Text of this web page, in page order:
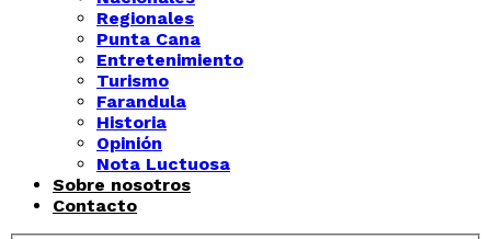
Regionales
Punta Cana
Entretenimiento
Turismo
Farandula
Historia
Opinión
Nota Luctuosa
Sobre nosotros
Contacto